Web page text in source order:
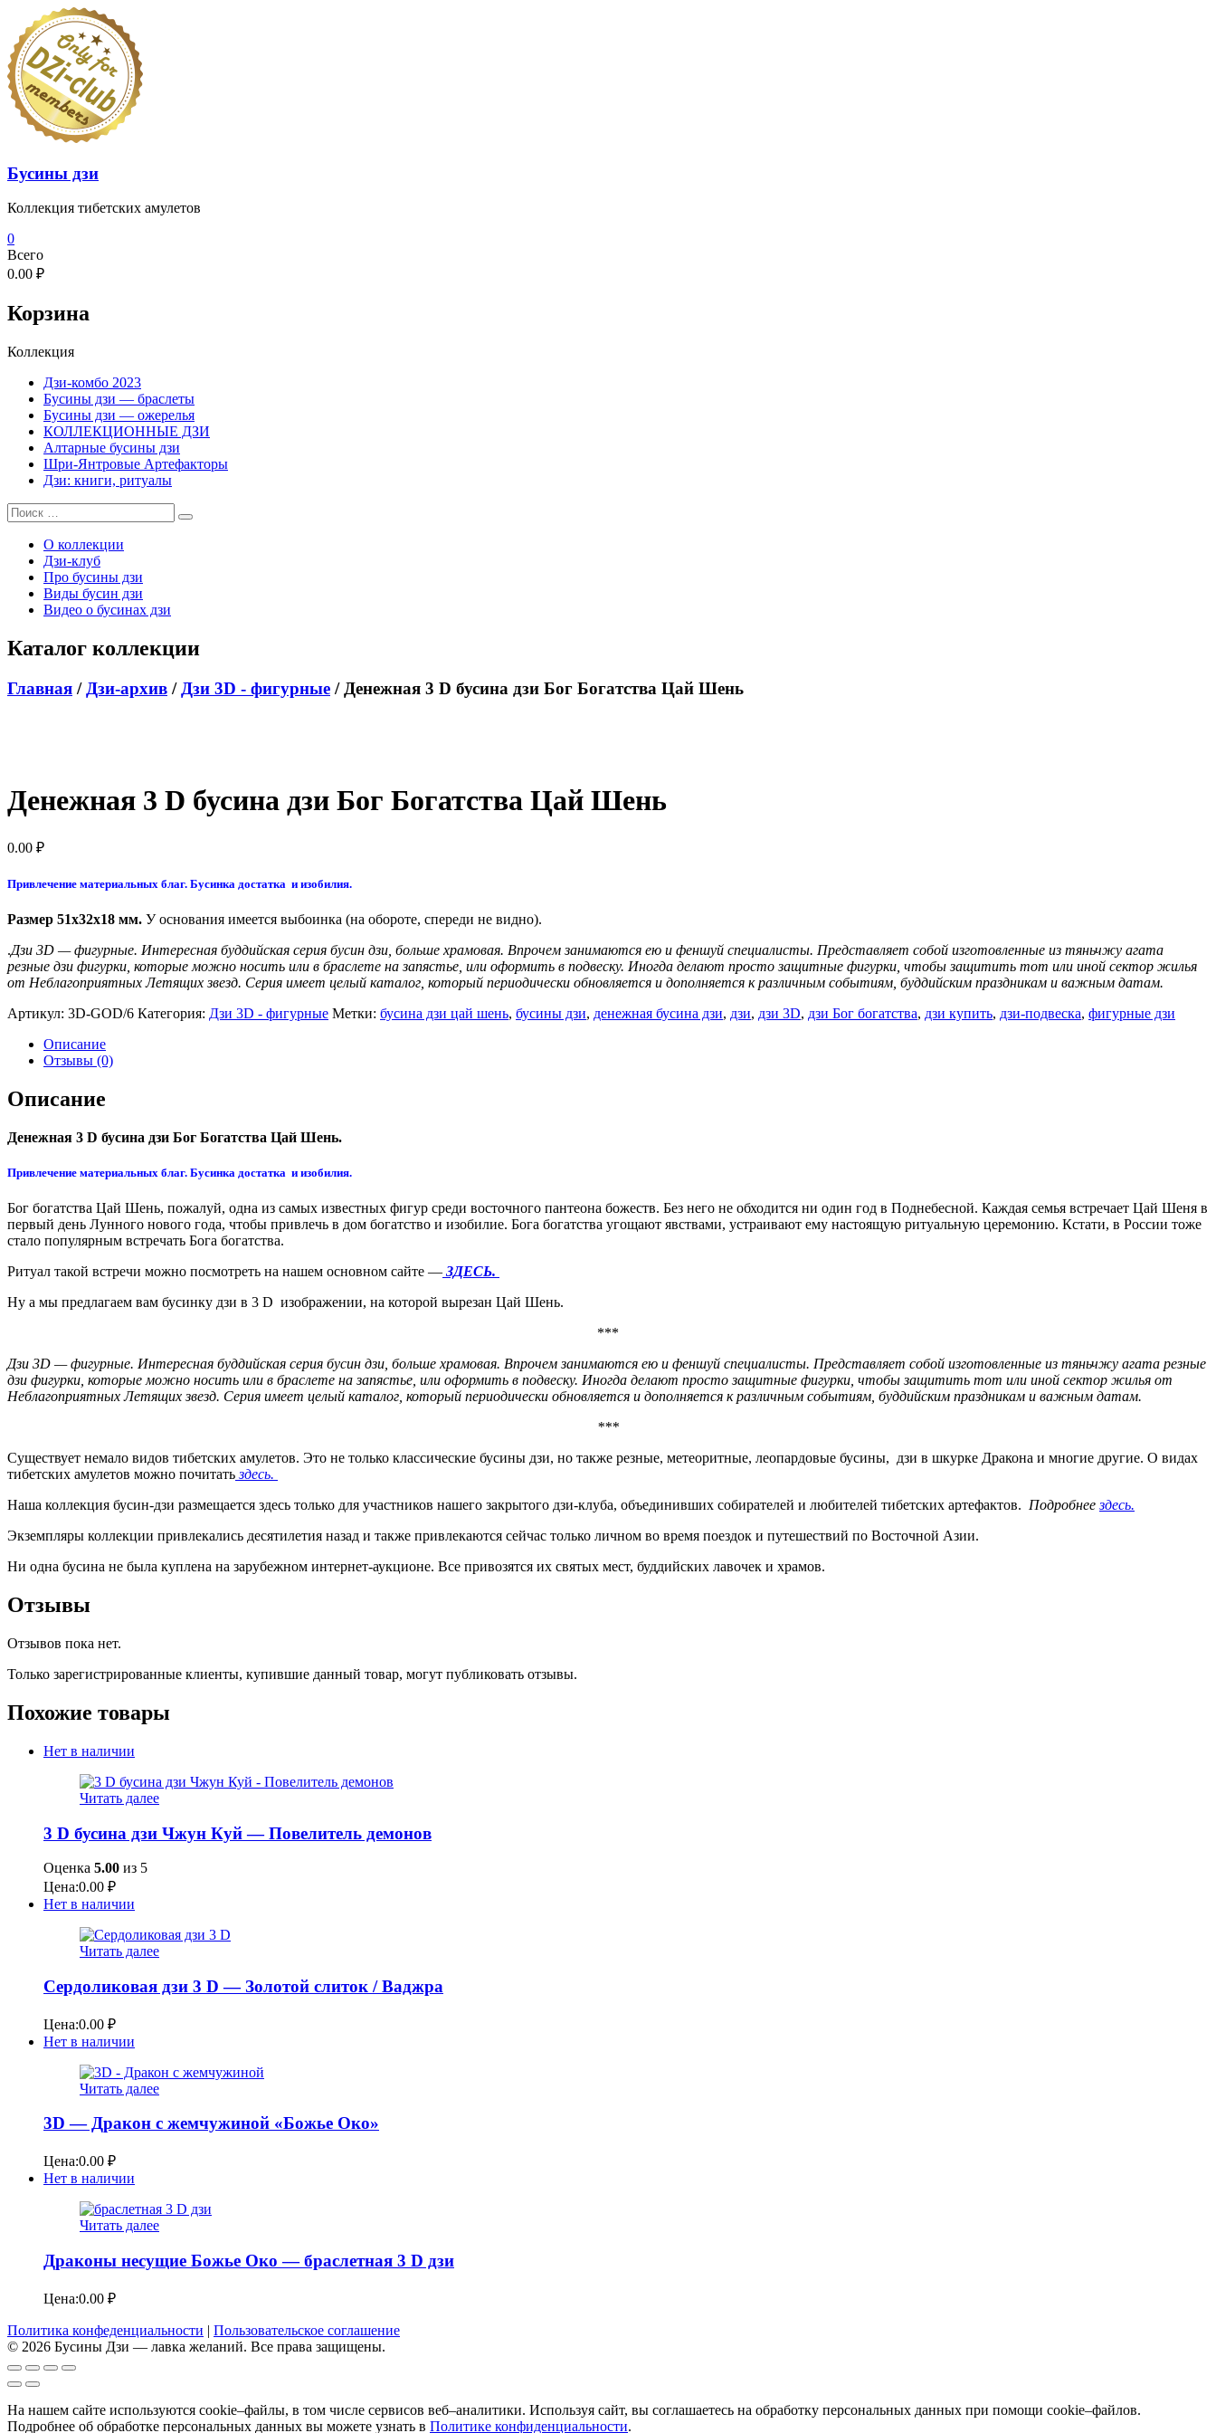
Перейти
содержимому
Бусины дзи
Коллекция тибетских амулетов
0
Всего
0.00 ₽
Корзина
Коллекция
Дзи-комбо 2023
Бусины дзи — браслеты
Бусины дзи — ожерелья
КОЛЛЕКЦИОННЫЕ ДЗИ
Алтарные бусины дзи
Шри-Янтровые Артефакторы
Дзи: книги, ритуалы
О коллекции
Дзи-клуб
Про бусины дзи
Виды бусин дзи
Видео о бусинах дзи
Каталог коллекции
Главная / Дзи-архив / Дзи 3D - фигурные / Денежная 3 D бусина дзи Бог Богатства Цай Шень
Денежная 3 D бусина дзи Бог Богатства Цай Шень
0.00 ₽
Привлечение материальных благ. Бусинка достатка и изобилия.
Размер 51x32x18 мм. У основания имеется выбоинка (на обороте, спереди не видно).
.Дзи 3D — фигурные. Интересная буддийская серия бусин дзи, больше храмовая. Впрочем занимаются ею и феншуй специалисты. Представляет собой изготовленные из тяньчжу агата
резные дзи фигурки, которые можно носить или в браслете на запястье, или оформить в подвеску. Иногда делают просто защитные фигурки, чтобы защитить тот или иной сектор жилья
от Неблагоприятных Летящих звезд. Серия имеет целый каталог, который периодически обновляется и дополняется к различным событиям, буддийским праздникам и важным датам.
Артикул: 3D-GOD/6 Категория: Дзи 3D - фигурные Метки: бусина дзи цай шень, бусины дзи, денежная бусина дзи, дзи, дзи 3D, дзи Бог богатства, дзи купить, дзи-подвеска, фигурные дзи
Описание
Отзывы (0)
Описание
Денежная 3 D бусина дзи Бог Богатства Цай Шень.
Привлечение материальных благ. Бусинка достатка и изобилия.
Бог богатства Цай Шень, пожалуй, одна из самых известных фигур среди восточного пантеона божеств. Без него не обходится ни один год в Поднебесной. Каждая семья встречает Цай Шеня в
первый день Лунного нового года, чтобы привлечь в дом богатство и изобилие. Бога богатства угощают явствами, устраивают ему настоящую ритуальную церемонию. Кстати, в России тоже
стало популярным встречать Бога богатства.
Ритуал такой встречи можно посмотреть на нашем основном сайте — ЗДЕСЬ.
Ну а мы предлагаем вам бусинку дзи в 3 D изображении, на которой вырезан Цай Шень.
***
Дзи 3D — фигурные. Интересная буддийская серия бусин дзи, больше храмовая. Впрочем занимаются ею и феншуй специалисты. Представляет собой изготовленные из тяньчжу агата резные
дзи фигурки, которые можно носить или в браслете на запястье, или оформить в подвеску. Иногда делают просто защитные фигурки, чтобы защитить тот или иной сектор жилья от
Неблагоприятных Летящих звезд. Серия имеет целый каталог, который периодически обновляется и дополняется к различным событиям, буддийским праздникам и важным датам.
***
Существует немало видов тибетских амулетов. Это не только классические бусины дзи, но также резные, метеоритные, леопардовые бусины, дзи в шкурке Дракона и многие другие. О видах
тибетских амулетов можно почитатьздесь.
Наша коллекция бусин-дзи размещается здесь только для участников нашего закрытого дзи-клуба, объединивших собирателей и любителей тибетских артефактов. Подробнеездесь.
Экземпляры коллекции привлекались десятилетия назад и также привлекаются сейчас только личном во время поездок и путешествий по Восточной Азии.
Ни одна бусина не была куплена на зарубежном интернет-аукционе. Все привозятся их святых мест, буддийских лавочек и храмов.
Отзывы
Отзывов пока нет.
Только зарегистрированные клиенты, купившие данный товар, могут публиковать отзывы.
Похожие товары
Нет в наличии
Читать далее
3 D бусина дзи Чжун Куй — Повелитель демонов
Оценка 5.00 из 5
Цена:0.00 ₽
Нет в наличии
Читать далее
Сердоликовая дзи 3 D — Золотой слиток / Ваджра
Цена:0.00 ₽
Нет в наличии
Читать далее
3D — Дракон с жемчужиной «Божье Око»
Цена:0.00 ₽
Нет в наличии
Читать далее
Драконы несущие Божье Око — браслетная 3 D дзи
Цена:0.00 ₽
Политика конфеденциальности | Пользовательское соглашение
© 2026 Бусины Дзи — лавка желаний. Все права защищены.
На нашем сайте используются cookie–файлы, в том числе сервисов веб–аналитики. Используя сайт, вы соглашаетесь на обработку персональных данных при помощи cookie–файлов.
Подробнее об обработке персональных данных вы можете узнать в Политике конфиденциальности.